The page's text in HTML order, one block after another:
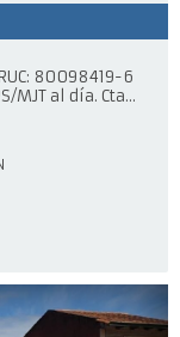
80098419-6
MJT al día. Cta...